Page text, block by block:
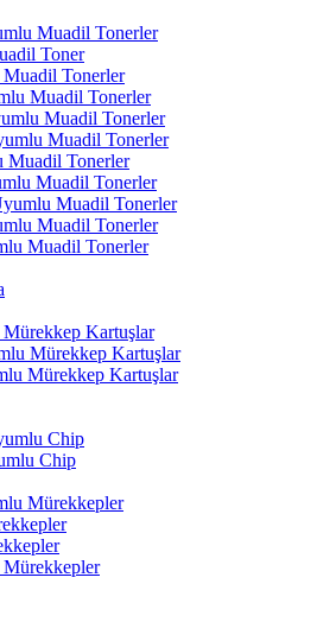
Muadil Tonerler
Toner
Tonerler
Muadil Tonerler
Muadil Tonerler
Muadil Tonerler
Muadil Tonerler
Muadil Tonerler
Muadil Tonerler
Muadil Tonerler
Muadil Tonerler
Kartuşlar
Mürekkep Kartuşlar
Mürekkep Kartuşlar
Chip
Chip
Mürekkepler